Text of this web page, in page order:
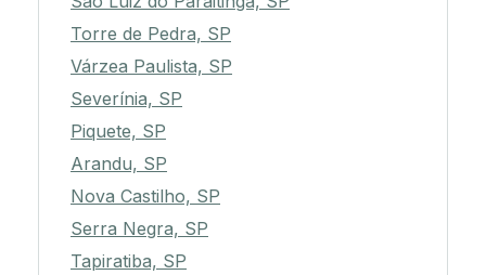
Torre de Pedra, SP
Várzea Paulista, SP
Severínia, SP
Piquete, SP
Arandu, SP
Nova Castilho, SP
Serra Negra, SP
Tapiratiba, SP